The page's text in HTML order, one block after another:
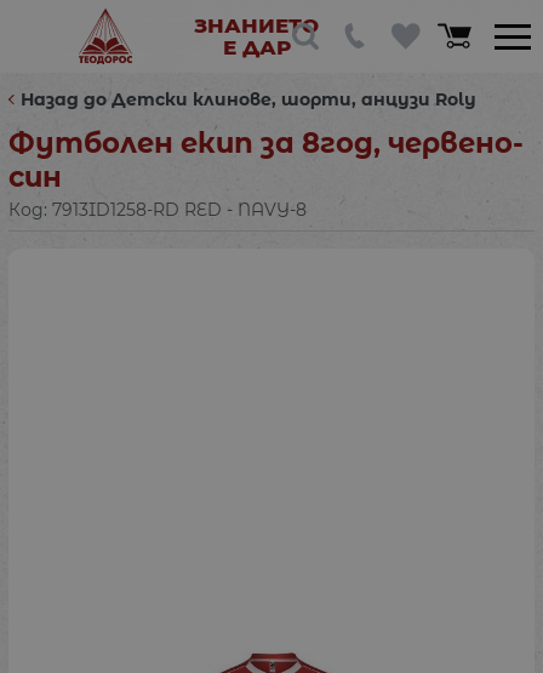
ЗНАНИЕТО
Е ДАР
Назад до Детски клинове, шорти, анцузи Roly
Футболен екип за 8год, червено-
син
Код: 7913ID1258-RD RED - NAVY-8